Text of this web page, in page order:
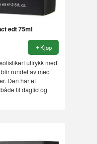
edt 75ml
Kjøp
uttrykk med
rundet av med
Den har et
til dagtid og